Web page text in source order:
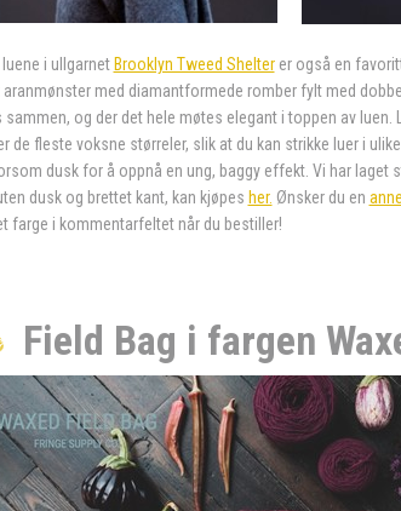
luene i ullgarnet Brooklyn Tweed Shelterer også en
aranmønster med diamantformede romber fylt med
sammen, og der det hele møtes elegant i toppen av luen.
de fleste voksne størreler, slik at du kan strikke luer i
dusk for å oppnå en ung, baggy effekt. Vi har laget
dusk og brettet kant, kan kjøpes her. Ønsker du en
farge i kommentarfeltet når du bestiller!
Field Bag i fargen